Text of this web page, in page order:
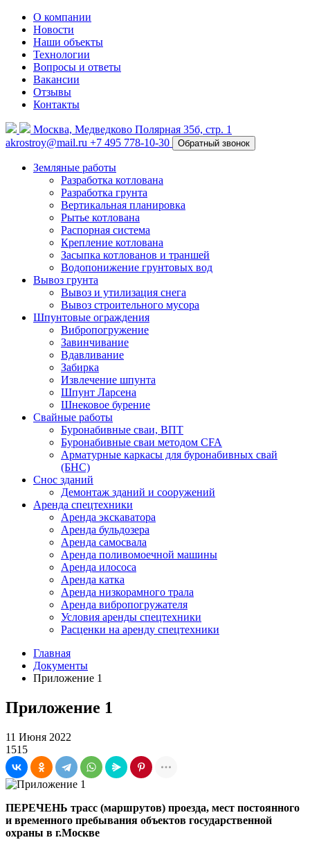
О компании
Новости
Наши объекты
Технологии
Вопросы и ответы
Вакансии
Отзывы
Контакты
Москва, Медведково Полярная 35б, стр. 1
akrostroy@mail.ru +7 495 778-10-30 Обратный звонок
Земляные работы
Разработка котлована
Разработка грунта
Вертикальная планировка
Рытье котлована
Распорная система
Крепление котлована
Засыпка котлованов и траншей
Водопонижение грунтовых вод
Вывоз грунта
Вывоз и утилизация снега
Вывоз строительного мусора
Шпунтовые ограждения
Вибропогружение
Завинчивание
Вдавливание
Забирка
Извлечение шпунта
Шпунт Ларсена
Шнековое бурение
Свайные работы
Буронабивные сваи, ВПТ
Буронабивные сваи методом CFA
Арматурные каркасы для буронабивных свай
(БНС)
Снос зданий
Демонтаж зданий и сооружений
Аренда спецтехники
Аренда экскаватора
Аренда бульдозера
Аренда самосвала
Аренда поливомоечной машины
Аренда илососа
Аренда катка
Аренда низкорамного трала
Аренда вибропогружателя
Условия аренды спецтехники
Расценки на аренду спецтехники
Главная
Документы
Приложение 1
Приложение 1
11 Июня 2022
1515
ПЕРЕЧЕНЬ трасс (маршрутов) проезда, мест постоянного
и временного пребывания объектов государственной
охраны в г.Москве